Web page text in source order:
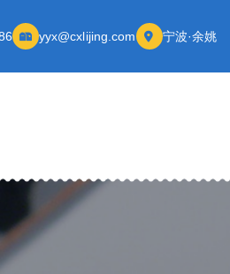
yyx@cxlijing.com 宁波·余姚